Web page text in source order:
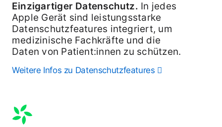
s
c
h
e
m
Einzigartiger Daten­schutz. In jedes
Apple Gerät sind leistungs­starke
Daten­schutz­features integriert, um
medi­zinische Fach­kräfte und die
Daten von Patien­t:innen zu schützen.
Weitere Infos zu Daten­schutzfeatures